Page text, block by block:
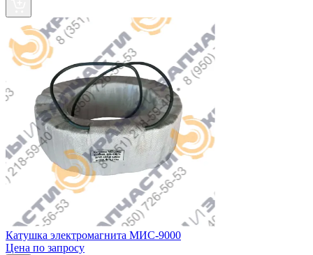
Катушка электромагнита МИС-9000
Цена по запросу